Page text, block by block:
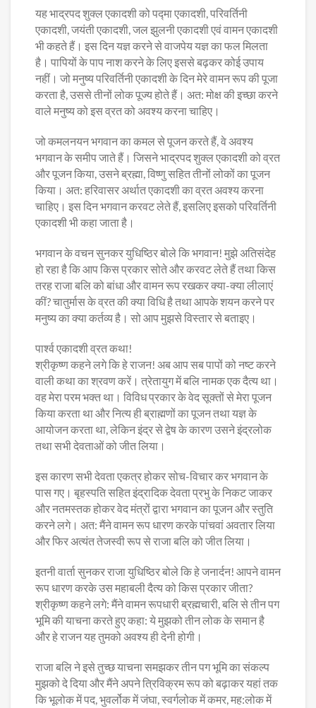
यह भाद्रपद शुक्ल एकादशी को पद्मा एकादशी, परिवर्तिनी
एकादशी, जयंती एकादशी, जल झुलनी एकादशी एवं वामन एकादशी
भी कहते हैं। इस दिन यज्ञ करने से वाजपेय यज्ञ का फल मिलता
है। पापियों के पाप नाश करने के लिए इससे बढ़कर कोई उपाय
नहीं। जो मनुष्य परिवर्तिनी एकादशी के दिन मेरे वामन रूप की पूजा
करता है, उससे तीनों लोक पूज्य होते हैं। अत: मोक्ष की इच्छा करने
वाले मनुष्य को इस व्रत को अवश्य करना चाहिए।
जो कमलनयन भगवान का कमल से पूजन करते हैं, वे अवश्य
भगवान के समीप जाते हैं। जिसने भाद्रपद शुक्ल एकादशी को व्रत
और पूजन किया, उसने ब्रह्मा, विष्णु सहित तीनों लोकों का पूजन
किया। अत: हरिवासर अर्थात एकादशी का व्रत अवश्य करना
चाहिए। इस दिन भगवान करवट लेते हैं, इसलिए इसको परिवर्तिनी
एकादशी भी कहा जाता है।
भगवान के वचन सुनकर युधिष्ठिर बोले कि भगवान! मुझे अतिसंदेह
हो रहा है कि आप किस प्रकार सोते और करवट लेते हैं तथा किस
तरह राजा बलि को बांधा और वामन रूप रखकर क्या-क्या लीलाएं
कीं? चातुर्मास के व्रत की क्या विधि है तथा आपके शयन करने पर
मनुष्य का क्या कर्तव्य है। सो आप मुझसे विस्तार से बताइए।
पार्श्व एकादशी व्रत कथा!
श्रीकृष्ण कहने लगे कि हे राजन! अब आप सब पापों को नष्ट करने
वाली कथा का श्रवण करें। त्रेतायुग में बलि नामक एक दैत्य था।
वह मेरा परम भक्त था। विविध प्रकार के वेद सूक्तों से मेरा पूजन
किया करता था और नित्य ही ब्राह्मणों का पूजन तथा यज्ञ के
आयोजन करता था, लेकिन इंद्र से द्वेष के कारण उसने इंद्रलोक
तथा सभी देवताओं को जीत लिया।
इस कारण सभी देवता एकत्र होकर सोच-विचार कर भगवान के
पास गए। बृहस्पति सहित इंद्रादिक देवता प्रभु के निकट जाकर
और नतमस्तक होकर वेद मंत्रों द्वारा भगवान का पूजन और स्तुति
करने लगे। अत: मैंने वामन रूप धारण करके पांचवां अवतार लिया
और फिर अत्यंत तेजस्वी रूप से राजा बलि को जीत लिया।
इतनी वार्ता सुनकर राजा युधिष्ठिर बोले कि हे जनार्दन! आपने वामन
रूप धारण करके उस महाबली दैत्य को किस प्रकार जीता?
श्रीकृष्ण कहने लगे: मैंने वामन रूपधारी ब्रह्मचारी, बलि से तीन पग
भूमि की याचना करते हुए कहा: ये मुझको तीन लोक के समान है
और हे राजन यह तुमको अवश्य ही देनी होगी।
राजा बलि ने इसे तुच्छ याचना समझकर तीन पग भूमि का संकल्प
मुझको दे दिया और मैंने अपने त्रिविक्रम रूप को बढ़ाकर यहां तक
कि भूलोक में पद, भुवर्लोक में जंघा, स्वर्गलोक में कमर, मह:लोक में